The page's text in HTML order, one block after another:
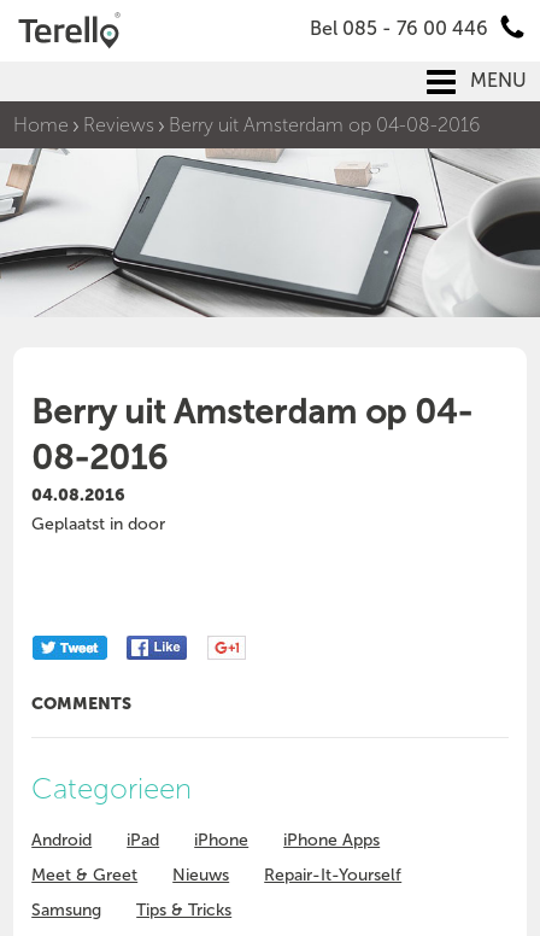
Bel 085 - 76 00 446
MENU
Home
Reviews Berry uit Amsterdam op 04-08-2016
Berry uit Amsterdam op 04-
08-2016
04.08.2016
Geplaatst in door
COMMENTS
Categorieen
Android iPad iPhone
iPhone Apps
Meet & Greet
Nieuws
Repair-It-Yourself
Samsung
Tips & Tricks